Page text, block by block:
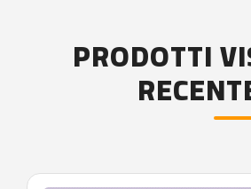
PRODOTTI